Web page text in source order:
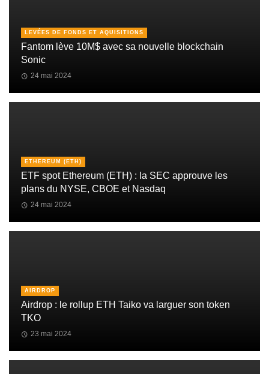
LEVÉES DE FONDS ET AQUISITIONS
Fantom lève 10M$ avec sa nouvelle blockchain
Sonic
24 mai 2024
ETHEREUM (ETH)
ETF spot Ethereum (ETH) : la SEC approuve les
plans du NYSE, CBOE et Nasdaq
24 mai 2024
AIRDROP
Airdrop : le rollup ETH Taiko va larguer son token
TKO
23 mai 2024